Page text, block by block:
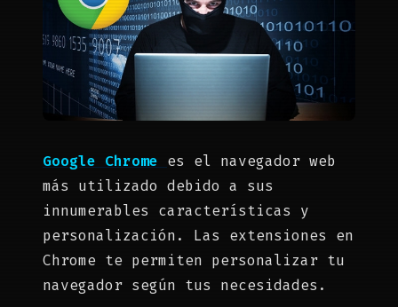
Google Chrome es el navegador web
más utilizado debido a sus
innumerables características y
personalización. Las extensiones en
Chrome te permiten personalizar tu
navegador según tus necesidades.